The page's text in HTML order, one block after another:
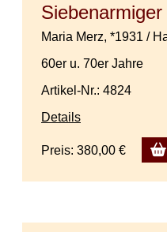
Maria Merz, *1931 /
60er u. 70er Jahre
Artikel-Nr.: 4824
Details
Preis: 380,00 €